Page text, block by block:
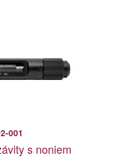
001
s noniem